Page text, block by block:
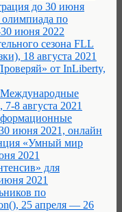
до 30 июня
по
30 июня 2022
сезона FLL
18 августа 2021
от InLiberty,
8 августа 2021
июня 2021, онлайн
«Умный мир
2021
для
2021
по
25 апреля — 26